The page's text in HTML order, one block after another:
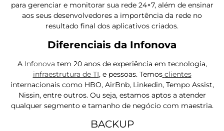
para gerenciar e monitorar sua rede 24×7, além de ensinar
aos seus desenvolvedores a importência da rede no
resultado final dos aplicativos criados.
Diferenciais da Infonova
A Infonova tem 20 anos de experiência em tecnologia,
infraestrutura de TI, e pessoas. Temos clientes
internacionais como HBO, AirBnb, Linkedin, Tempo Assist,
Nissin, entre outros. Ou seja, estamos aptos a atender
qualquer segmento e tamanho de negócio com maestria.
BACKUP